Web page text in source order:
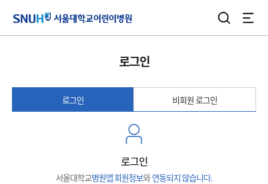
검색
로그인
로그인 비회원 로그인
로그인
서울대학교병원앱 회원정보와연동되지 않습니다.